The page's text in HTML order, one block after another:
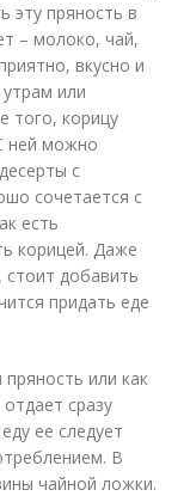
эту пряность в
– молоко, чай,
вкусно и
или
того, корицу
ней можно
с
сочетается с
есть
корицей. Даже
стоит добавить
придать еде
или как
сразу
ее следует
В
чайной ложки.